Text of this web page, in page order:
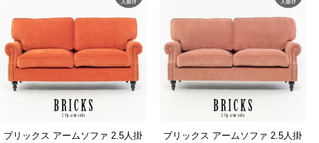
ブリックス アームソファ 2.5人掛
ブリックス アームソファ 2.5人掛